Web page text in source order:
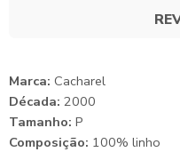
Marca: Cacharel
Década: 2000
Tamanho: P
Composição: 100% linho